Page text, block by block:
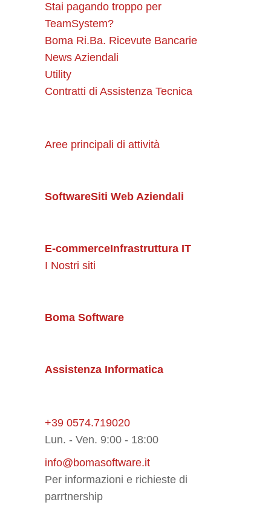
Stai pagando troppo per
TeamSystem?
Boma Ri.Ba. Ricevute Bancarie
News Aziendali
Utility
Contratti di Assistenza Tecnica
Aree principali di attività
SoftwareSiti Web Aziendali
E-commerceInfrastruttura IT
I Nostri siti
Boma Software
Assistenza Informatica
+39 0574.719020
Lun. - Ven. 9:00 - 18:00
info@bomasoftware.it
Per informazioni e richieste di
parrtnership